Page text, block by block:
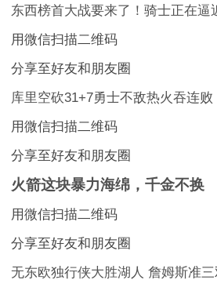
东西榜首大战要来了！骑士正在逼
用微信扫描二维码
分享至好友和朋友圈
库里空砍31+7勇士不敌热火吞连
用微信扫描二维码
分享至好友和朋友圈
火箭这块暴力海绵，千金不换
用微信扫描二维码
分享至好友和朋友圈
无东欧独行侠大胜湖人 詹姆斯准